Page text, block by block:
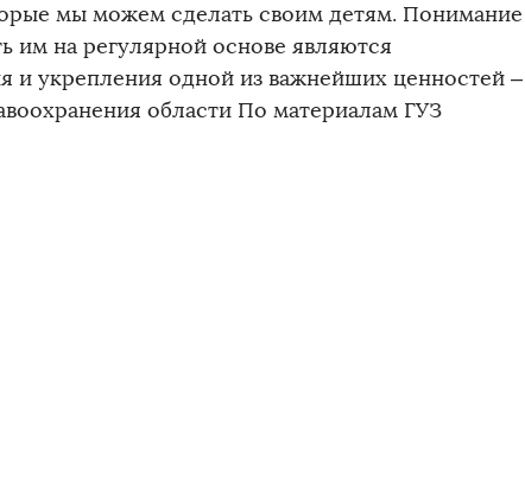
мы можем сделать своим детям. Понимание
на регулярной основе являются
и укрепления одной из важнейших ценностей –
области По материалам ГУЗ